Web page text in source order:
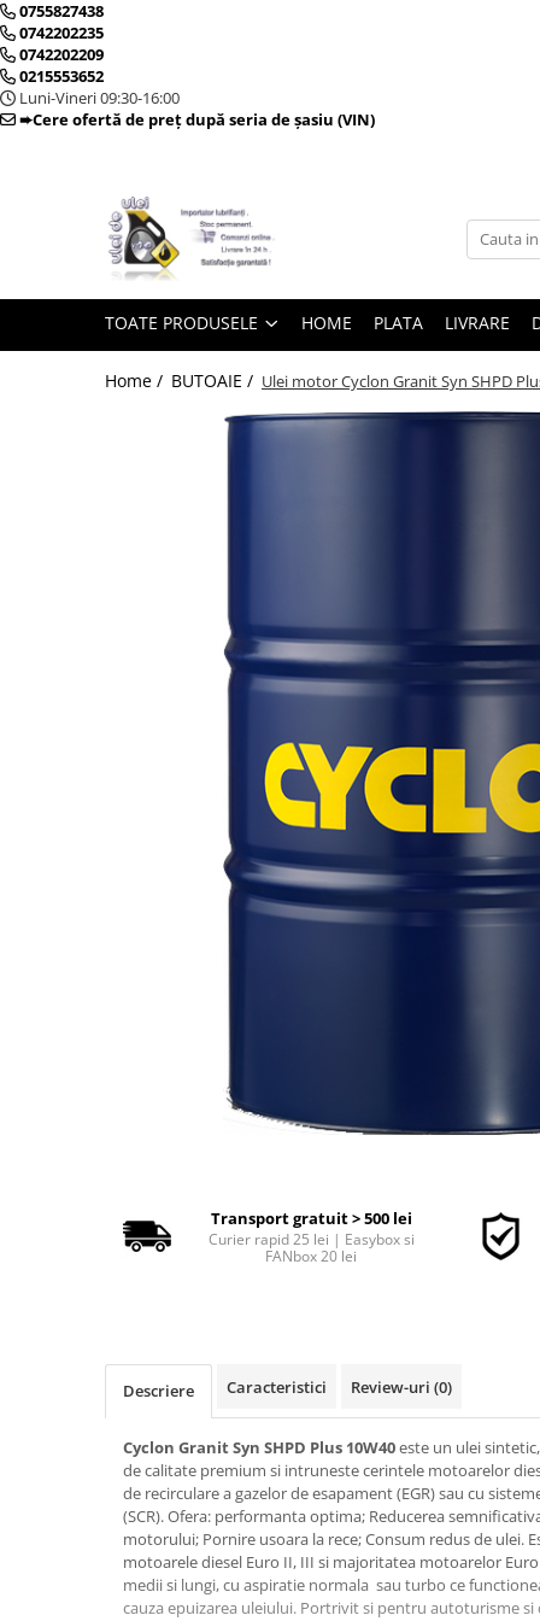
Toate Produsele
► Detailing si cosmetica
Intretinere interior
Curatare tapiterie auto
Curatare si intretinere piele
Plastice interioare
Intretinere exterior
Accesorii spalare si uscare
■ Filtre uscator
■ Filtre epurator
■ Filtre agent racire
0755827438
0742202235
0742202209
0215553652
Luni-Vineri 09:30-16:00
➨Cere ofertă de preț după seria de șasiu (VIN)
TOATE PRODUSELE HOME PLATA LIVRARE
Home / BUTOAIE / Ulei motor Cyclon Granit Syn SHPD
Transport gratuit > 500 lei
Curier rapid 25 lei | Easybox si
FANbox 20 lei
Descriere Caracteristici Review-uri (0)
Cyclon Granit Syn SHPD Plus 10W40este un ulei
de calitate premium si intruneste cerintele motoarelor
de recirculare a gazelor de esapament (EGR) sau cu
(SCR). Ofera: performanta optima; Reducerea
motorului; Pornire usoara la rece; Consum redus de ulei.
motoarele diesel Euro II, III si majoritatea motoarelor
medii si lungi, cu aspiratie normala sau turbo ce
cauza epuizarea uleiului. Portrivit si pentru autoturisme